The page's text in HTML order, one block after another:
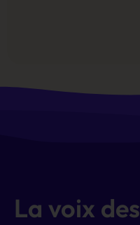
La voix des